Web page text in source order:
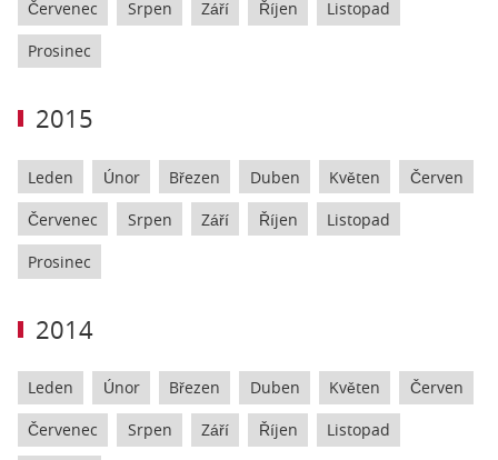
Červenec Srpen Září Říjen Listopad
Prosinec
2015
Leden Únor Březen Duben Květen Červen
Červenec Srpen Září Říjen Listopad
Prosinec
2014
Leden Únor Březen Duben Květen Červen
Červenec Srpen Září Říjen Listopad